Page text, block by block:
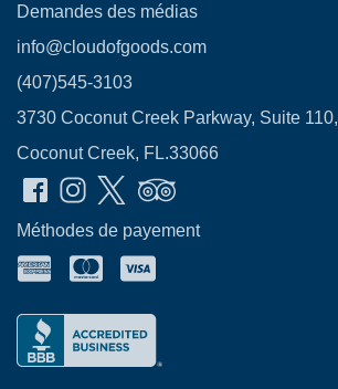
Demandes des médias
info@cloudofgoods.com
(407)545-3103
3730 Coconut Creek Parkway, Suite 110,
Coconut Creek, FL.33066
Méthodes de payement